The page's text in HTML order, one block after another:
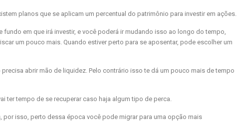
planos que se aplicam um percentual do patrimônio para investir em ações.
em que irá investir, e você poderá ir mudando isso ao longo do tempo,
um pouco mais. Quando estiver perto para se aposentar, pode escolher um
abrir mão de liquidez. Pelo contrário isso te dá um pouco mais de tempo
ter tempo de se recuperar caso haja algum tipo de perca.
isso, perto dessa época você pode migrar para uma opção mais